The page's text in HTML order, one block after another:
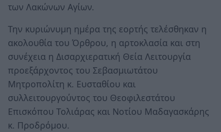
των Λακώνων Αγίων.
Την κυριώνυμη ημέρα της εορτής τελέσθηκαν η
ακολουθία του Όρθρου, η αρτοκλασία και στη
συνέχεια η Δισαρχιερατική Θεία Λειτουργία
προεξάρχοντος του Σεβασμιωτάτου
Μητροπολίτη κ. Ευσταθίου και
συλλειτουργούντος του Θεοφιλεστάτου
Επισκόπου Τολιάρας και Νοτίου Μαδαγασκάρης
κ. Προδρόμου.